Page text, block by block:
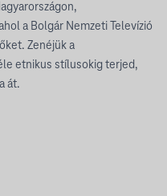
a Bolgár Nemzeti Televízió
Zenéjük a
etnikus stílusokig terjed,
át.